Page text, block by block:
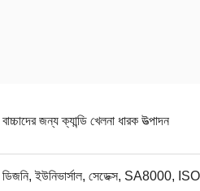
বাচ্চাদের জন্য ক্যান্ডি খেলনা ধারক উত্পাদন
ডিজনি, ইউনিভার্সাল, সেডেক্স, SA8000,